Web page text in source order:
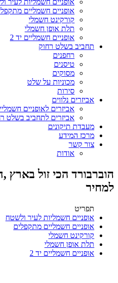
אופניים חשמליות לעיר
אופניים חשמליים
קורקינט חשמלי
תלת אופן חשמלי
אופניים חשמליים יד 2
תחביב בשלט רחוק
רחפנים
טיסנים
מסוקים
מכוניות על שלט
סירות
אביזרים נלווים
אביזרים לאופניים
אביזרים לתחביב בשלט
מעבדת תיקונים
מרכז המידע
צור קשר
אודות
הוברבורד הכי זול בארץ
למחיר
תפריט
אופניים חשמליות לעיר ולשטח
אופניים חשמליים מתקפלים
קורקינט חשמלי
תלת אופן חשמלי
אופניים חשמליים יד 2